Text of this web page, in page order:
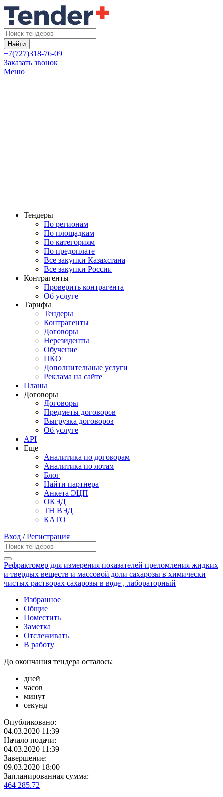
Найти
+7(727)318-76-09
Заказать звонок
Меню
Тендеры
По регионам
По площадкам
По категориям
По предоплате
Все закупки Казахстана
Все закупки России
Контрагенты
Проверить контрагента
Об услуге
Тарифы
Тендеры
Контрагенты
Договоры
Нерезиденты
Обучение
ПКО
Дополнительные услуги
Реклама на сайте
Планы
Договоры
Договоры
Предметы договоров
Выгрузка договоров
Об услуге
API
Еще
Аналитика по договорам
Аналитика по лотам
Блог
Найти партнера
Анкета ЭЦП
ОКЭД
ТН ВЭД
КАТО
Вход /Регистрация
Рефрактомер для измерения показателей преломления жидких
и твердых веществ и массовой доли сахарозы в химически
чистых растворах сахарозы в воде , лабораторный
Избранное
Общие
Поместить
Заметка
Отслеживать
В работу
До окончания тендера осталось:
дней
часов
минут
секунд
Опубликовано:
04.03.2020 11:39
Начало подачи:
04.03.2020 11:39
Завершение:
09.03.2020 18:00
Запланированная сумма:
464 285.72